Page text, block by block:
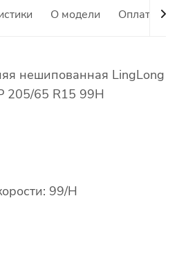
О модели Оплата
нешипованная LingLong
205/65 R15 99H
99/H